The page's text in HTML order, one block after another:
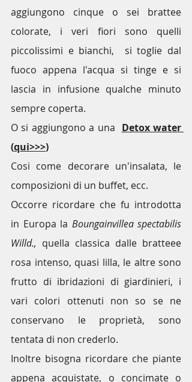
aggiungono cinque o sei brattee
colorate, i veri fiori sono quelli
piccolissimi e bianchi,  si toglie dal
fuoco appena l'acqua si tinge e si
lascia in infusione qualche minuto
sempre coperta.
O si aggiungono a una Detox water
(qui>>>)
Cosi come decorare un'insalata, le
composizioni di un buffet, ecc.
Occorre ricordare che fu introdotta
in Europa la Boungainvillea spectabilis
Willd., quella classica dalle bratteee
rosa intenso, quasi lilla, le altre sono
frutto di ibridazioni di giardinieri, i
vari colori ottenuti non so se ne
conservano le proprietà, sono
tentata di non crederlo.
Inoltre bisogna ricordare che piante
appena acquistate, o concimate o